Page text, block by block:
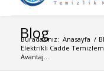
Blog
Buradasınız: Anasayfa /
Elektrikli Cadde
Avantaj...